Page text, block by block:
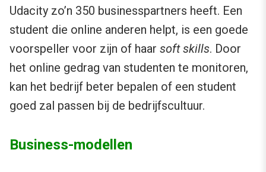
Udacity zo’n 350 businesspartners heeft. Een
student die online anderen helpt, is een goede
voorspeller voor zijn of haar soft skills. Door
het online gedrag van studenten te monitoren,
kan het bedrijf beter bepalen of een student
goed zal passen bij de bedrijfscultuur.
Business-modellen